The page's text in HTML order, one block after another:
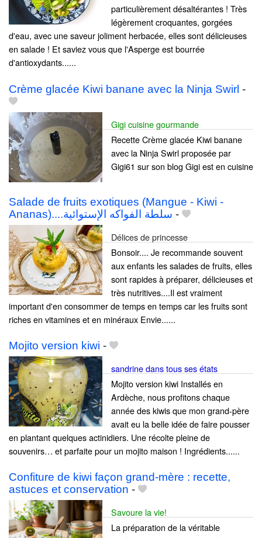
particulièrement désaltérantes ! Très
légèrement croquantes, gorgées
d'eau, avec une saveur joliment herbacée, elles sont délicieuses
en salade ! Et saviez vous que l'Asperge est bourrée
d'antioxydants......
Crème glacée Kiwi banane avec la Ninja Swirl -
Gigi cuisine gourmande
Recette Crème glacée Kiwi banane
avec la Ninja Swirl proposée par
Gigi61 sur son blog Gigi est en cuisine
Salade de fruits exotiques (Mangue - Kiwi -
Ananas)....سلطة الفواكه الإستوائية -
Délices de princesse
Bonsoir.... Je recommande souvent
aux enfants les salades de fruits, elles
sont rapides à préparer, délicieuses et
très nutritives....Il est vraiment
important d'en consommer de temps en temps car les fruits sont
riches en vitamines et en minéraux Envie......
Mojito version kiwi -
sandrine dans tous ses états
Mojito version kiwi Installés en
Ardèche, nous profitons chaque
année des kiwis que mon grand-père
avait eu la belle idée de faire pousser
en plantant quelques actinidiers. Une récolte pleine de
souvenirs… et parfaite pour un mojito maison ! Ingrédients......
Confiture de kiwi façon grand-mère : recette,
astuces et conservation -
Savoure la vie!
La préparation de la véritable